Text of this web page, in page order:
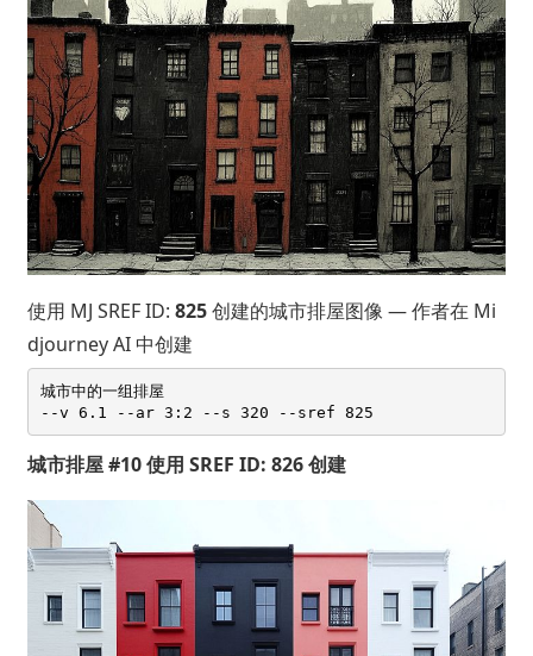
使用 MJ SREF ID: 825创建的城市排屋图像 — 作者在 Mi
djourney AI 中创建
城市中的一组排屋
城市排屋 #10 使用 SREF ID: 826 创建